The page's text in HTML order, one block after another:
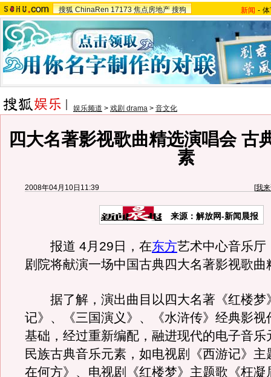
搜狐 ChinaRen 17173 焦点房地产 搜狗 新闻 -
娱乐频道 > 戏剧 drama > 音文化
四大名著影视歌曲精选演唱会 古
素
2008年04月10日11:39 [我
来源：解放网-新闻晨报
报道 4月29日，在东方艺术中心音乐厅
剧院将献演一场中国古典四大名著影视歌曲
据了解，演出曲目以四大名著《红楼梦
记》、《三国演义》、《水浒传》经典影视
基础，经过重新编配，融进现代的电子音乐
民族古典音乐元素，如电视剧《西游记》主
在何方》、电视剧《红楼梦》主题歌《枉凝